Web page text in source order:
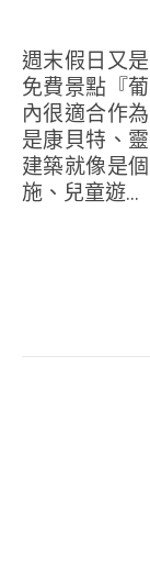
週末假日又是豔陽高照的好天氣，這次來到桃園
免費景點『
內很適合作
是康貝特、
建築就像是
施、兒童遊...